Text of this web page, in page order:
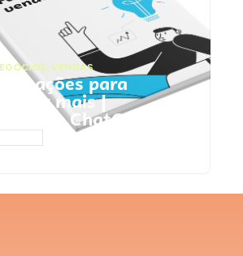
, VENDAS
Faça ações para
vender mais |
Prompts ChatGPT